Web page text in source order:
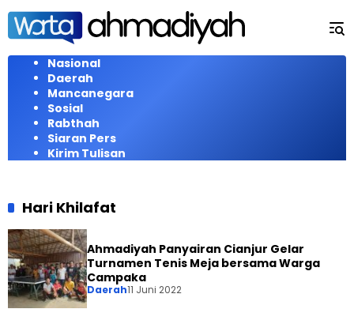
Langsung
konten
Nasional
Daerah
Mancanegara
Sosial
Rabthah
Siaran Pers
Kirim Tulisan
Hari Khilafat
Ahmadiyah Panyairan Cianjur Gelar
Turnamen Tenis Meja bersama Warga
Campaka
Daerah11 Juni 2022